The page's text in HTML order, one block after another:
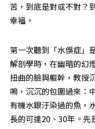
苦，到底是對或不對？
幸福。
第一次聽到「水俁症」
解剖學時，在幽暗的幻
扭曲的臉與軀幹，教授
鳴，沉沉的包圍過來：
有機水銀汙染過的魚，
長的可達20、30年。先